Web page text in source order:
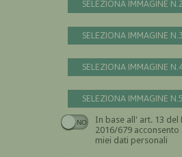
SELEZIONA IMMAGINE N.2
SELEZIONA IMMAGINE N.3
SELEZIONA IMMAGINE
SELEZIONA IMMAGINE N.5
In base all' art. 13 del
2016/679 acconsento al trattamento
miei dati personali